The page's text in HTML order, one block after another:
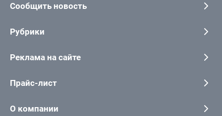
Сообщить новость
Рубрики
Реклама на сайте
Прайс-лист
О компании